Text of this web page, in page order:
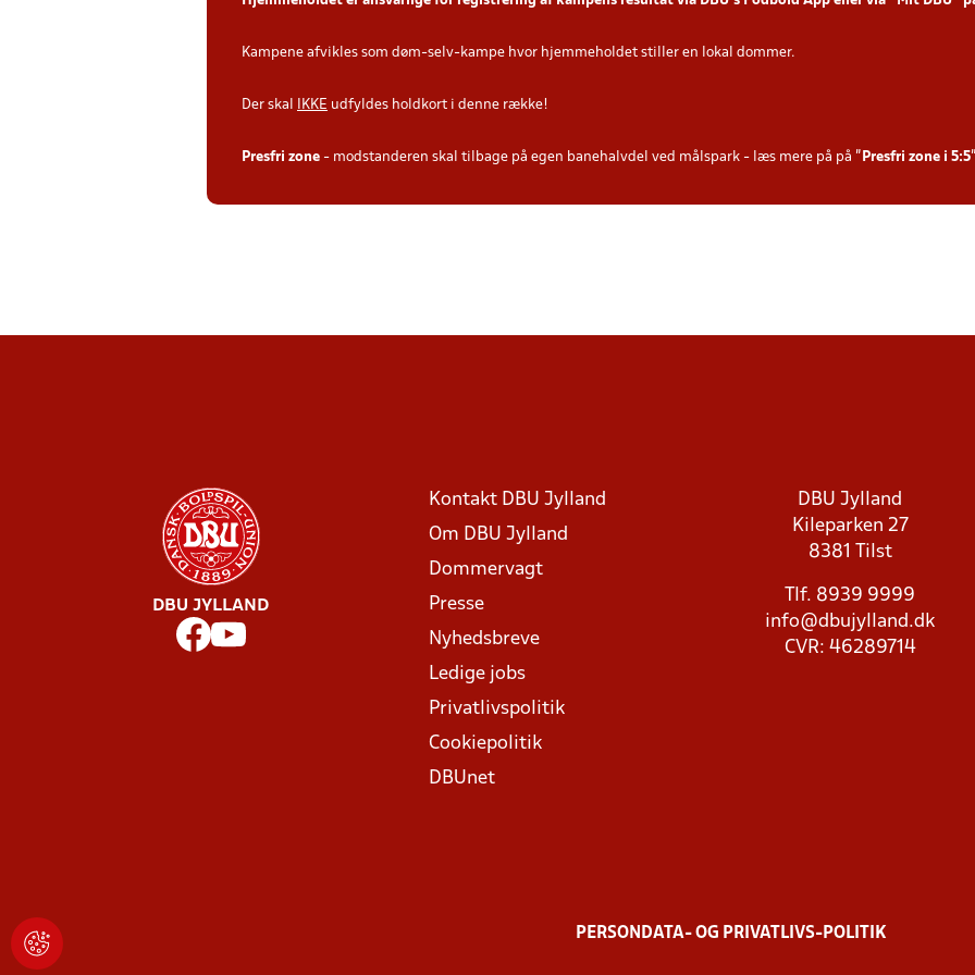
Kampene afvikles som døm-selv-kampe hvor hjemmeholdet stiller en lokal dommer.
Der skal IKKE udfyldes holdkort i denne række!
Presfri zone - modstanderen skal tilbage på egen banehalvdel ved målspark - læs mere på på " Presfri zone i 5:5"
DBU JYLLAND
Kontakt DBU Jylland
Om DBU Jylland
Dommervagt
Presse
Nyhedsbreve
Ledige jobs
Privatlivspolitik
Cookiepolitik
DBUnet
DBU Jylland
Kileparken 27
8381 Tilst
Tlf. 8939 9999
info@dbujylland.dk
CVR: 46289714
PERSONDATA- OG PRIVATLIVS-POLITIK